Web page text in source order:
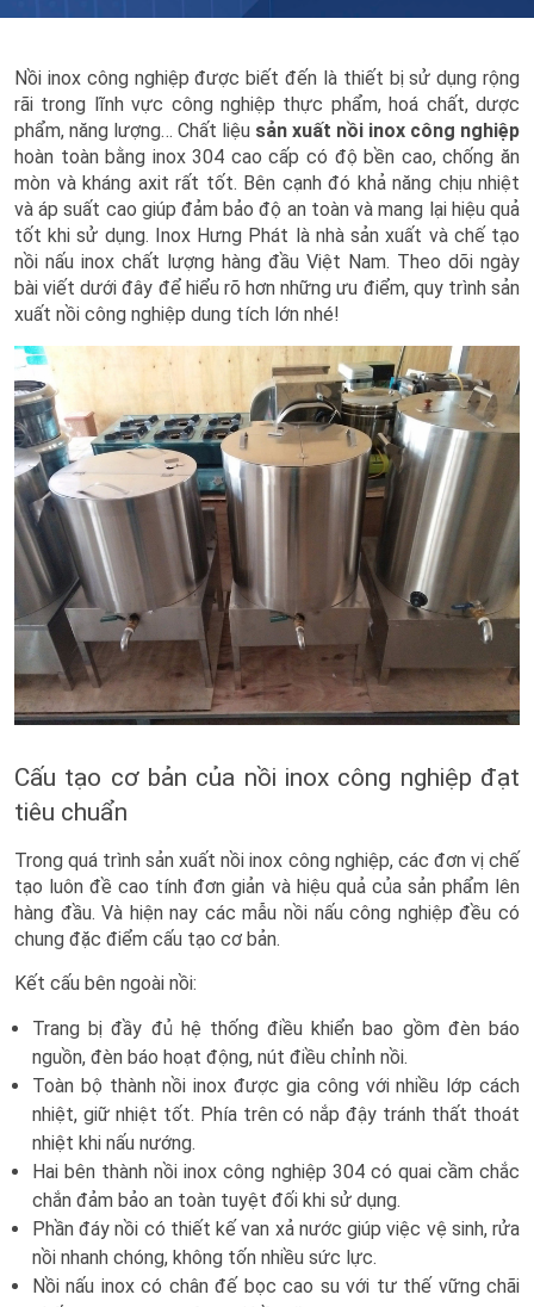
Nồi inox công nghiệp được biết đến là thiết bị sử dụng rộng
rãi trong lĩnh vực công nghiệp thực phẩm, hoá chất, dược
phẩm, năng lượng… Chất liệu sản xuất nồi inox công nghiệp
hoàn toàn bằng inox 304 cao cấp có độ bền cao, chống ăn
mòn và kháng axit rất tốt. Bên cạnh đó khả năng chịu nhiệt
và áp suất cao giúp đảm bảo độ an toàn và mang lại hiệu quả
tốt khi sử dụng. Inox Hưng Phát là nhà sản xuất và chế tạo
nồi nấu inox chất lượng hàng đầu Việt Nam. Theo dõi ngày
bài viết dưới đây để hiểu rõ hơn những ưu điểm, quy trình sản
xuất nồi công nghiệp dung tích lớn nhé!
Cấu tạo cơ bản của nồi inox công nghiệp đạt
tiêu chuẩn
Trong quá trình sản xuất nồi inox công nghiệp, các đơn vị chế
tạo luôn đề cao tính đơn giản và hiệu quả của sản phẩm lên
hàng đầu. Và hiện nay các mẫu nồi nấu công nghiệp đều có
chung đặc điểm cấu tạo cơ bản.
Kết cấu bên ngoài nồi:
Trang bị đầy đủ hệ thống điều khiển bao gồm đèn báo
nguồn, đèn báo hoạt động, nút điều chỉnh nồi.
Toàn bộ thành nồi inox được gia công với nhiều lớp cách
nhiệt, giữ nhiệt tốt. Phía trên có nắp đậy tránh thất thoát
nhiệt khi nấu nướng.
Hai bên thành nồi inox công nghiệp 304 có quai cầm chắc
chắn đảm bảo an toàn tuyệt đối khi sử dụng.
Phần đáy nồi có thiết kế van xả nước giúp việc vệ sinh, rửa
nồi nhanh chóng, không tốn nhiều sức lực.
Nồi nấu inox có chân đế bọc cao su với tư thế vững chãi